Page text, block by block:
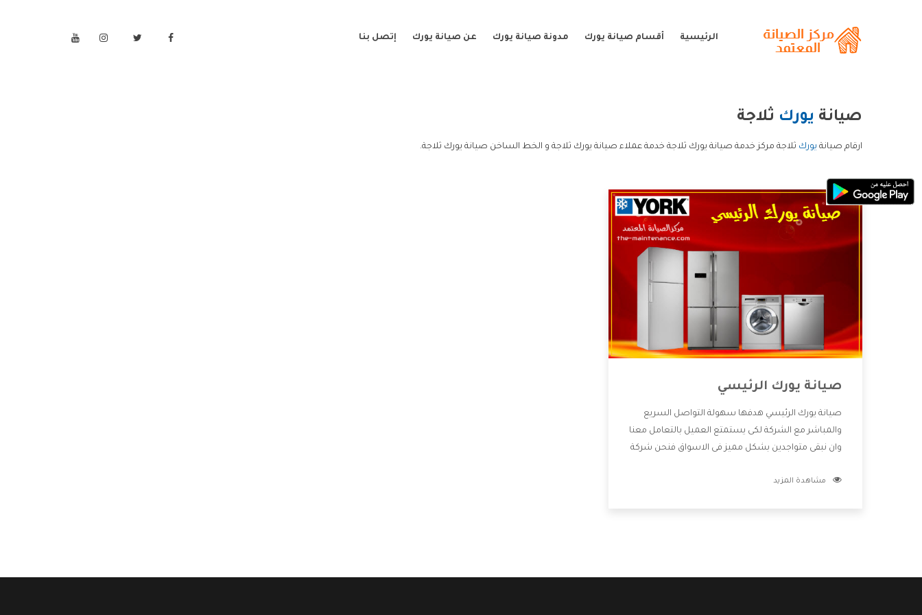
الرئيسية أقسام صيانة يورك مدونة صيانة يورك عن صيانة يورك إتصل بنا
صيانة يورك ثلاجة
ارقام صيانة يورك ثلاجة مركز خدمة صيانة يورك ثلاجة خدمة عملاء صيانة يورك ثلاجة و الخط الساخن صيانة يورك ثلاجة.
صيانة يورك الرئيسي
صيانة يورك الرئيسي هدفها سهولة التواصل السريع
والمباشر مع الشركة لكى يستمتع العميل بالتعامل معنا
وان نبقى متواجدين بشكل مميز فى الاسواق فنحن شركة
بالخدمات التى تنفرد الشركة بها والتى تكون منها خدمة
مشاهدة المزيد